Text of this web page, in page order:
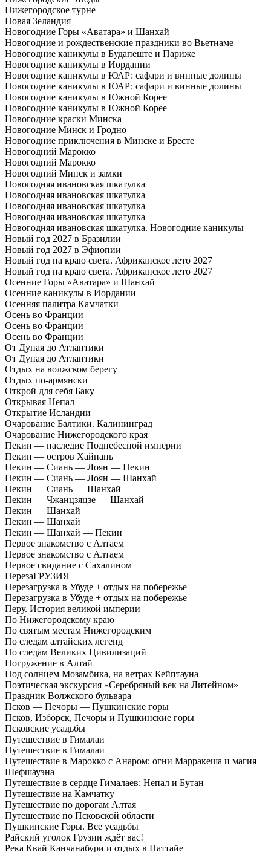
Нижегородское турне
Новая Зеландия
Новогодние Горы «Аватара» и Шанхай
Новогодние и рождественские праздники во Вьетнаме
Новогодние каникулы в Будапеште и Париже
Новогодние каникулы в Иордании
Новогодние каникулы в ЮАР: сафари и винные долины
Новогодние каникулы в ЮАР: сафари и винные долины
Новогодние каникулы в Южной Корее
Новогодние каникулы в Южной Корее
Новогодние краски Минска
Новогодние Минск и Гродно
Новогодние приключения в Минске и Бресте
Новогодний Марокко
Новогодний Марокко
Новогодний Минск и замки
Новогодняя ивановская шкатулка
Новогодняя ивановская шкатулка
Новогодняя ивановская шкатулка
Новогодняя ивановская шкатулка
Новогодняя ивановская шкатулка. Новогодние каникулы
Новый год 2027 в Бразилии
Новый год 2027 в Эфиопии
Новый год на краю света. Африканское лето 2027
Новый год на краю света. Африканское лето 2027
Осенние Горы «Аватара» и Шанхай
Осенние каникулы в Иордании
Осенняя палитра Камчатки
Осень во Франции
Осень во Франции
Осень во Франции
От Дуная до Атлантики
От Дуная до Атлантики
Отдых на волжском берегу
Отдых по-армянски
Открой для себя Баку
Открывая Непал
Открытие Исландии
Очарование Балтики. Калининград
Очарование Нижегородского края
Пекин — наследие Поднебесной империи
Пекин — остров Хайнань
Пекин — Сиань — Лоян — Пекин
Пекин — Сиань — Лоян — Шанхай
Пекин — Сиань — Шанхай
Пекин — Чжанцзяцзе — Шанхай
Пекин — Шанхай
Пекин — Шанхай
Пекин — Шанхай — Пекин
Первое знакомство с Алтаем
Первое знакомство с Алтаем
Первое свидание с Сахалином
ПерезаГРУЗИЯ
Перезагрузка в Убуде + отдых на побережье
Перезагрузка в Убуде + отдых на побережье
Перу. История великой империи
По Нижегородскому краю
По святым местам Нижегородским
По следам алтайских легенд
По следам Великих Цивилизаций
Погружение в Алтай
Под солнцем Мозамбика, на ветрах Кейптауна
Поэтическая экскурсия «Серебряный век на Литейном»
Праздник Волжского бульвара
Псков — Печоры — Пушкинские горы
Псков, Изборск, Печоры и Пушкинские горы
Псковские усадьбы
Путешествие в Гималаи
Путешествие в Гималаи
Путешествие в Марокко с Анаром: огни Марракеша и магия
Шефшауэна
Путешествие в сердце Гималаев: Непал и Бутан
Путешествие на Камчатку
Путешествие по дорогам Алтая
Путешествие по Псковской области
Пушкинские Горы. Все усадьбы
Райский уголок Грузии ждёт вас!
Река Квай Канчанабури и отдых в Паттайе